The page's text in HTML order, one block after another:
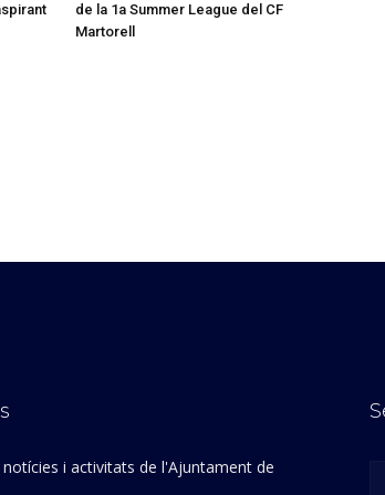
de la 1a Summer League del CF
Martorell
i activitats de l'Ajuntament de